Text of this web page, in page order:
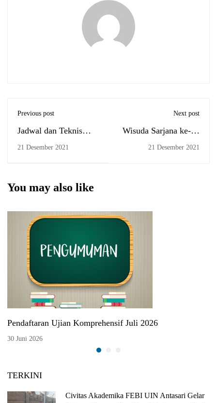
Previous post
Jadwal dan Teknis
Ujian Komprehensif
21 Desember 2021
Next post
Wisuda Sarjana ke-72
UIN Antasari
21 Desember 2021
You may also like
Pendaftaran Ujian Komprehensif Juli 2026
30 Juni 2026
TERKINI
Civitas Akademika FEBI UIN Antasari Gelar